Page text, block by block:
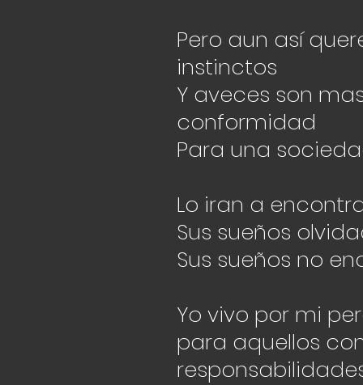
Pero aun así
instinctos
Y aveces son
conformidad
Para una
Lo iran a
Sus sueños
Sus sueños no
Yo vivo por mi
para aquellos